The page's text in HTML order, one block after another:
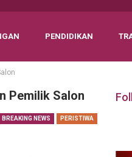
PENDIDIKAN
Pemilik Salon
BREAKING NEWS PERISTIWA